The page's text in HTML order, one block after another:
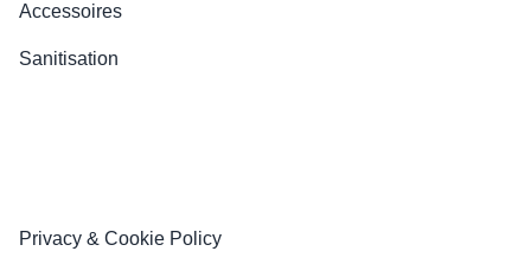
Accessoires
Sanitisation
Privacy & Cookie Policy